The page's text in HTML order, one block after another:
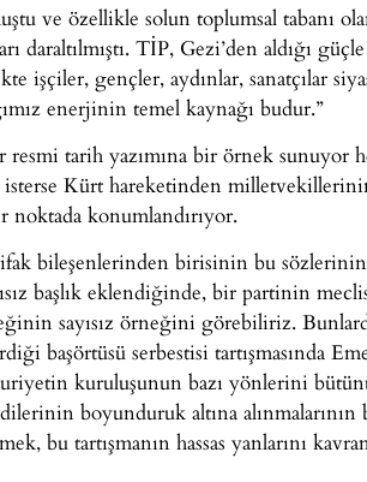
ve özellikle solun toplumsal tabanı
daraltılmıştı. TİP, Gezi’den aldığı
işçiler, gençler, aydınlar, sanatçılar
enerjinin temel kaynağı budur.”
tarih yazımına bir örnek sunuyor
isterse Kürt hareketinden
noktada konumlandırıyor.
bileşenlerinden birisinin bu
başlık eklendiğinde, bir partinin
sayısız örneğini görebiliriz.
başörtüsü serbestisi tartışmasında
kuruluşunun bazı yönlerini
boyunduruk altına alınmalarının
bu tartışmanın hassas yanlarını